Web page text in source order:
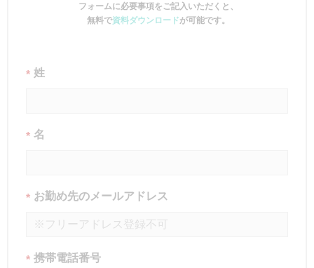
フォームに必要事項をご記入いただくと、
無料で資料ダウンロードが可能です。
* 姓
* 名
* お勤め先のメールアドレス
* 携帯電話番号